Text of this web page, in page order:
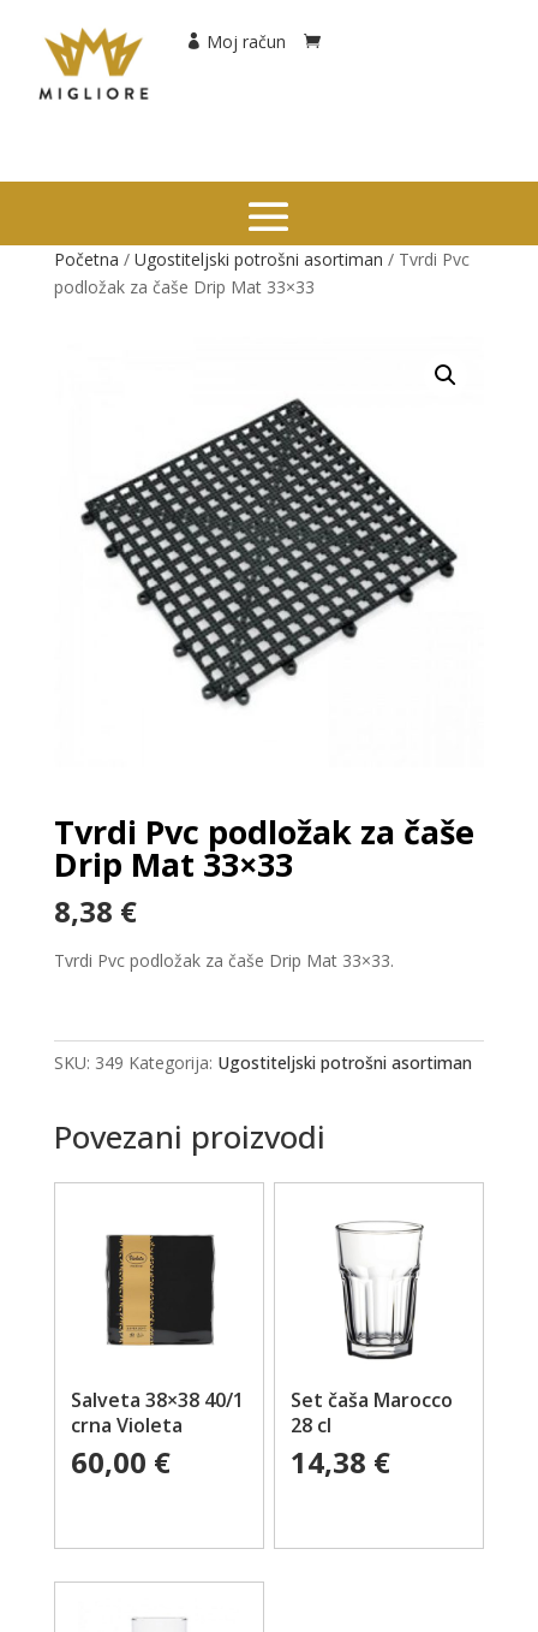
Moj račun
Početna / Ugostiteljski potrošni asortiman / Tvrdi Pvc
podložak za čaše Drip Mat 33×33
Tvrdi Pvc podložak za čaše
Drip Mat 33×33
8,38 €
Tvrdi Pvc podložak za čaše Drip Mat 33×33.
SKU: 349 Kategorija: Ugostiteljski potrošni asortiman
Povezani proizvodi
Salveta 38×38 40/1
crna Violeta
60,00 €
Set čaša Marocco
28 cl
14,38 €